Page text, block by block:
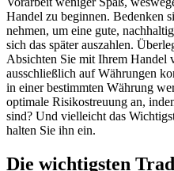
Handel zu beginnen. Bedenken
nehmen, um eine gute,
sich das später auszahlen.
Absichten Sie mit Ihrem Handel
ausschließlich auf Währungen
in einer bestimmten Währung
optimale Risikostreuung an,
sind? Und vielleicht das
halten Sie ihn ein.
Die wichtigsten